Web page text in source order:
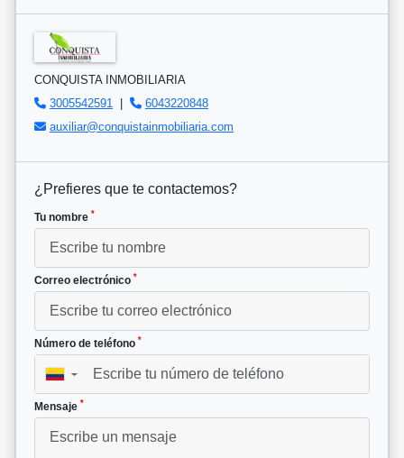
CONQUISTA INMOBILIARIA
3005542591
|
6043220848
auxiliar@conquistainmobiliaria.com
¿Prefieres que te contactemos?
Tu nombre *
Correo electrónico *
Número de teléfono *
▼
Mensaje *